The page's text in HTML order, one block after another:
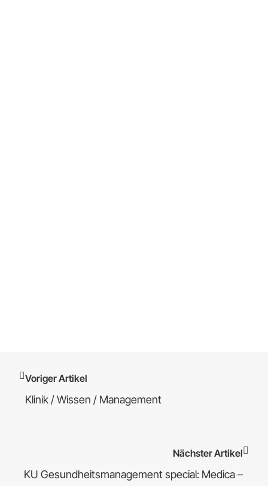
Voriger Artikel
Klinik / Wissen / Management
Nächster Artikel
KU Gesundheitsmanagement special: Medica –